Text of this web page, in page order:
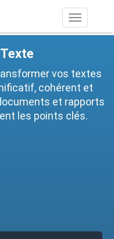
Basculer
la
vos textes
cohérent et
et rapports
les points clés.